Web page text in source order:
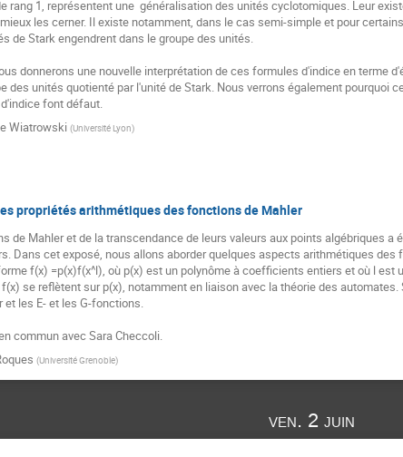
les cerner. Il existe notamment, dans le cas semi-simple et pour
de Stark engendrent dans le groupe des unités.
donnerons une nouvelle interprétation de ces formules d'indice en terme
des unités quotienté par l'unité de Stark. Nous verrons également pourquoi
font défaut.
Wiatrowski (Université Lyon)
propriétés arithmétiques des fonctions de Mahler
de Mahler et de la transcendance de leurs valeurs aux points algébriques
Dans cet exposé, nous allons aborder quelques aspects arithmétiques
f(x) =p(x)f(x^l), où p(x) est un polynôme à coefficients entiers et où l
se reflètent sur p(x), notamment en liaison avec la théorie des
les E- et les G-fonctions.
commun avec Sara Checcoli.
(Université Grenoble)
ven. 2 juin